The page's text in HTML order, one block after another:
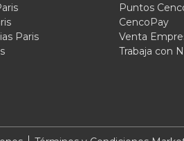
Paris
Puntos
CencoPay
Venta
Trabaja con